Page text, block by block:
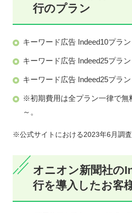
行のプラン
キーワード広告 Indeed10プラ
キーワード広告 Indeed25プラ
キーワード広告 Indeed25プラ
※初期費用は全プラン一律で無
～。
※公式サイトにおける2023年6月調査
オニオン新聞社の
行を導入したお客